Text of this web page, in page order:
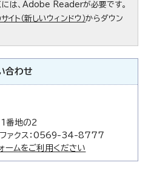
には、Adobe Readerが必要です。
イト（新しいウィンドウ）からダウン
合わせ
番地の2
ァクス：0569-34-8777
ームをご利用ください